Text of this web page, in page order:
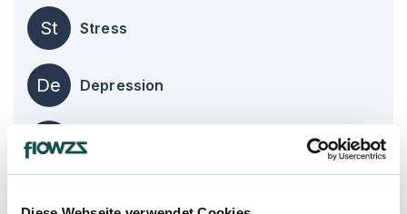
St Stress
De Depression
Ch Chronische Schmerzen